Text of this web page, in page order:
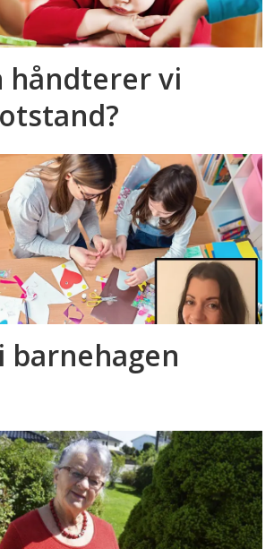
håndterer vi
barnehagen